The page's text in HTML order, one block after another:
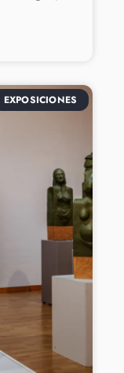
EXPOSICIONES